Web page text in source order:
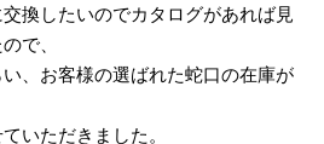
換したいのでカタログがあれば見
で、
、お客様の選ばれた蛇口の在庫が
いただきました。